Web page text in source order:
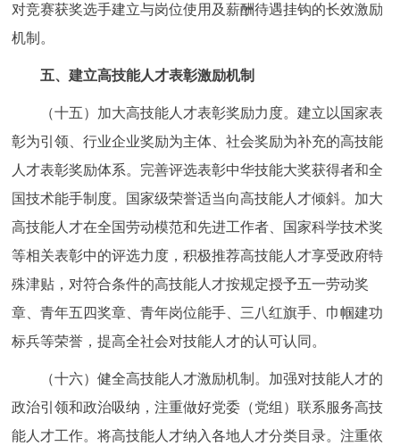
对竞赛获奖选手建立与岗位使用及薪酬待遇挂钩的长效激励
机制。
五、建立高技能人才表彰激励机制
（十五）加大高技能人才表彰奖励力度。建立以国家表
彰为引领、行业企业奖励为主体、社会奖励为补充的高技能
人才表彰奖励体系。完善评选表彰中华技能大奖获得者和全
国技术能手制度。国家级荣誉适当向高技能人才倾斜。加大
高技能人才在全国劳动模范和先进工作者、国家科学技术奖
等相关表彰中的评选力度，积极推荐高技能人才享受政府特
殊津贴，对符合条件的高技能人才按规定授予五一劳动奖
章、青年五四奖章、青年岗位能手、三八红旗手、巾帼建功
标兵等荣誉，提高全社会对技能人才的认可认同。
（十六）健全高技能人才激励机制。加强对技能人才的
政治引领和政治吸纳，注重做好党委（党组）联系服务高技
能人才工作。将高技能人才纳入各地人才分类目录。注重依